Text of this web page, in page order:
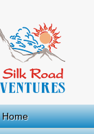
Home